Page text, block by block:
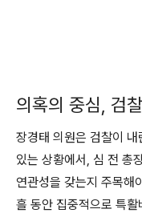
의혹의 중심, 검
장경태 의원은 검찰이
있는 상황에서, 심 전 총
연관성을 갖는지 주목해
흘 동안 집중적으로 특활